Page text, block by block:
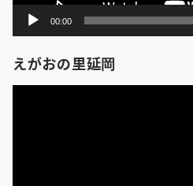
00:00
えがおの里延岡